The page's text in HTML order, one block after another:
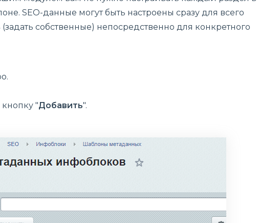
SEO-данные могут быть настроены сразу для всего
собственные) непосредственно для конкретного
"Добавить".